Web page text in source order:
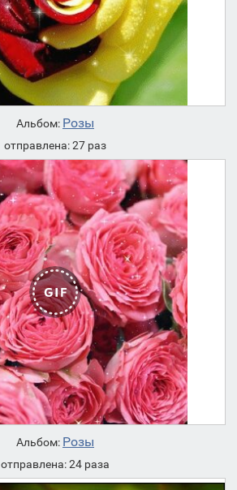
Альбом: Розы
отправлена: 27 раз
Альбом: Розы
отправлена: 24 раза